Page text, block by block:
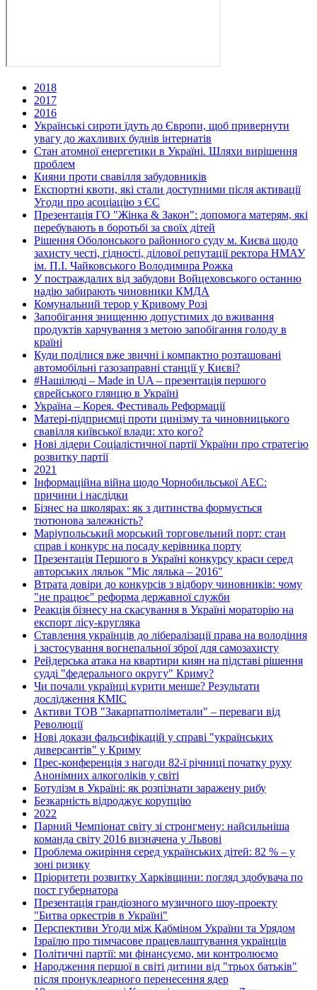
2018
2017
2016
Українські сироти їдуть до Європи, щоб привернути
увагу до жахливих буднів інтернатів
Стан атомної енергетики в Україні. Шляхи вирішення
проблем
Кияни проти свавілля забудовників
Експортні квоти, які стали доступними після активації
Угоди про асоціацію з ЄС
Презентація ГО "Жінка & Закон": допомога матерям, які
перебувають в боротьбі за своїх дітей
Рішення Оболонського районного суду м. Києва щодо
захисту честі, гідності, ділової репутації ректора НМАУ
ім. П.І. Чайковського Володимира Рожка
У постраждалих від забудови Войцеховського останню
надію забирають чиновники КМДА
Комунальний терор у Кривому Розі
Запобігання знищенню допустимих до вживання
продуктів харчування з метою запобігання голоду в
країні
Куди поділися вже звичні і компактно розташовані
автомобільні газозаправні станції у Києві?
#Нашілюді – Made in UA – презентація першого
єврейського глянцю в Україні
Україна – Корея. Фестиваль Реформації
Матері-підприємці проти цинізму та чиновницького
свавілля київської влади: хто кого?
Нові лідери Соціалістичної партії України про стратегію
розвитку партії
2021
Інформаційна війна щодо Чорнобильської АЕС:
причини і наслідки
Бізнес на школярах: як з дитинства формується
тютюнова залежність?
Маріупольський морський торговельний порт: стан
справ і конкурс на посаду керівника порту
Презентація Першого в Україні конкурсу краси серед
авторських ляльок "Міс лялька – 2016"
Втрата довіри до конкурсів з відбору чиновників: чому
"не працює" реформа державної служби
Реакція бізнесу на скасування в Україні мораторію на
експорт лісу-кругляка
Ставлення українців до лібералізації права на володіння
і застосування вогнепальної зброї для самозахисту
Рейдерська атака на квартири киян на підставі рішення
судді "федерального округу" Криму?
Чи почали українці курити менше? Результати
дослідження КМІС
Активи ТОВ "Закарпатполіметали" – переваги від
Революції
Нові докази фальсифікацій у справі "українських
диверсантів" у Криму
Прес-конференція з нагоди 82-ї річниці початку руху
Анонімних алкоголіків у світі
Ботулізм в Україні: як розпізнати заражену рибу
Безкарність відроджує корупцію
2022
Парний Чемпіонат світу зі стронгмену: найсильніша
команда світу 2016 визначена у Львові
Проблема ожиріння серед українських дітей: 82 % – у
зоні ризику
Пріоритети розвитку Харківщини: погляд здобувача по
пост губернатора
Презентація грандіозного музичного шоу-проекту
"Битва оркестрів в Україні"
Перспективи Угоди між Кабміном України та Урядом
Ізраїлю про тимчасове працевлаштування українців
Політичні партії: ми фінансуємо, ми контролюємо
Народження першої в світі дитини від "трьох батьків"
після пронуклеарного перенесення ядер